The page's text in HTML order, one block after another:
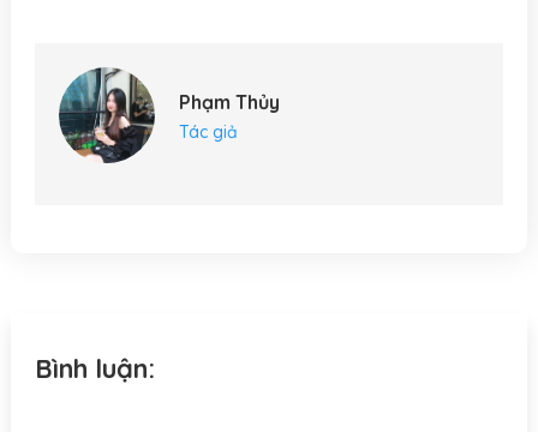
Phạm Thủy
Tác giả
Bình luận: